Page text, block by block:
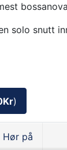
solo snutt
)
Hør på